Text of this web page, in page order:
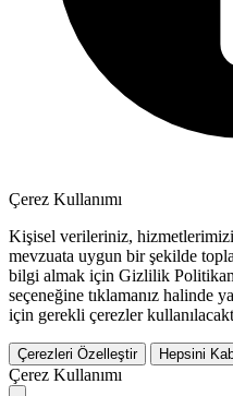
Çerez Kullanımı
Kişisel verileriniz,
mevzuata uygun bir şekilde
bilgi almak için Gizlilik
seçeneğine tıklamanız halinde
için gerekli çerezler
Çerezleri Özelleştir Hepsini
Çerez Kullanımı